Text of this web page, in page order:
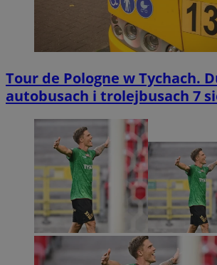
Tour de Pologne w Tychach.
autobusach i trolejbusach 7